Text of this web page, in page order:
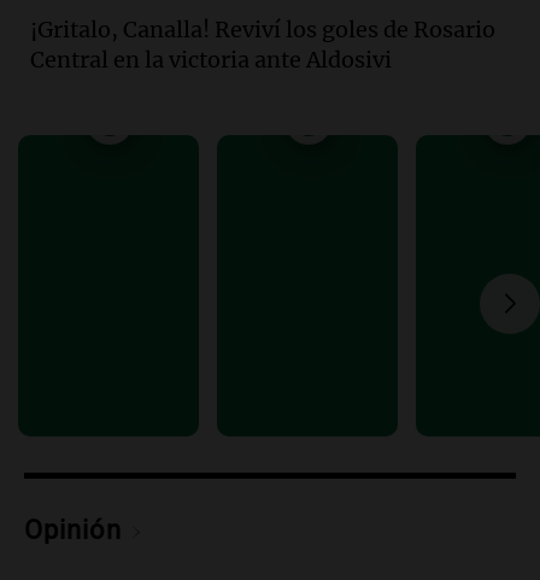
conectividad fronteriza, aérea y digital
con Jujuy
Panorama Federal
Audio.Del fitness a la longevidad: por
Investigan un asalto millonario a
¡Gritalo, Canalla! Reviví los goles de Rosario
Central en la victoria ante Aldosivi
Opinión